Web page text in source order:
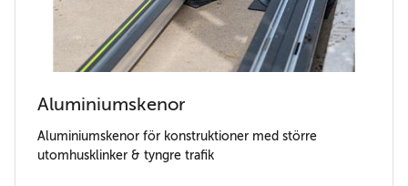
Aluminiumskenor
Aluminiumskenor för konstruktioner med större
utomhusklinker & tyngre trafik